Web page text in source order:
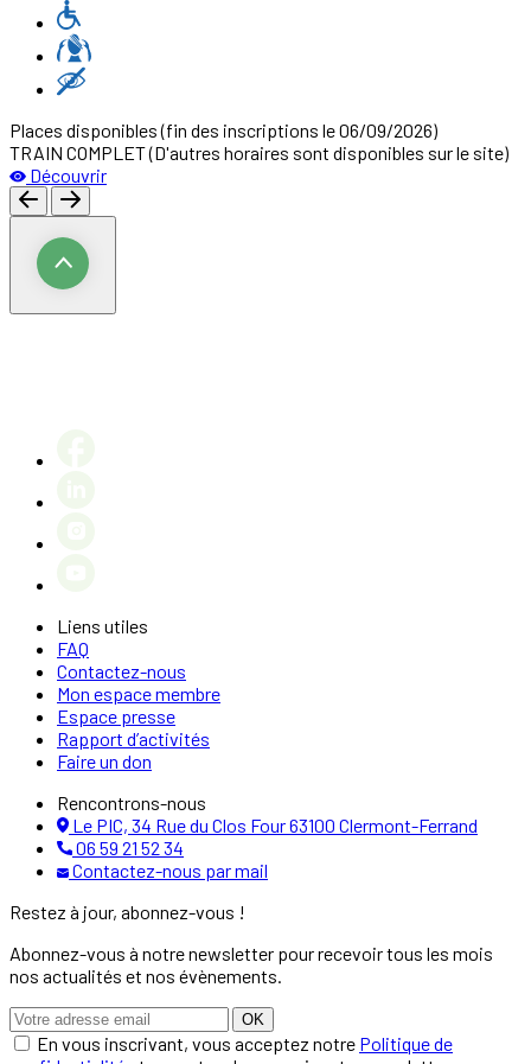
Places disponibles(fin des inscriptions le 06/09/2026)
TRAIN COMPLET (D'autres horaires sont disponibles sur le site)
Découvrir
Liens utiles
FAQ
Contactez-nous
Mon espace membre
Espace presse
Rapport d’activités
Faire un don
Rencontrons-nous
Le PIC, 34 Rue du Clos Four 63100 Clermont-Ferrand
06 59 21 52 34
Contactez-nous par mail
Restez à jour, abonnez-vous !
Abonnez-vous à notre newsletter pour recevoir tous les mois
nos actualités et nos évènements.
OK
En vous inscrivant, vous acceptez notre Politique de